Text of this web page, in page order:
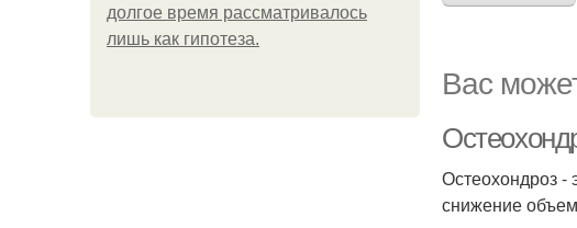
долгое время рассматривалось
лишь как гипотеза.
Вас
Остеохондроз -
снижение